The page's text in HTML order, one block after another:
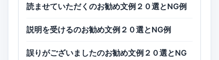
読ませていただくのお勧め文例２０選とNG例
説明を受けるのお勧め文例２０選とNG例
誤りがございましたのお勧め文例２０選とNG